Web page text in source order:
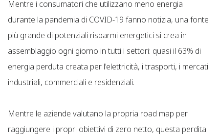
Mentre i consumatori che utilizzano meno energia
durante la pandemia di COVID-19 fanno notizia, una fonte
più grande di potenziali risparmi energetici si crea in
assemblaggio ogni giorno in tutti i settori: quasi il 63% di
energia perduta creata per l'elettricità, i trasporti, i mercati
industriali, commerciali e residenziali.
Mentre le aziende valutano la propria road map per
raggiungere i propri obiettivi di zero netto, questa perdita